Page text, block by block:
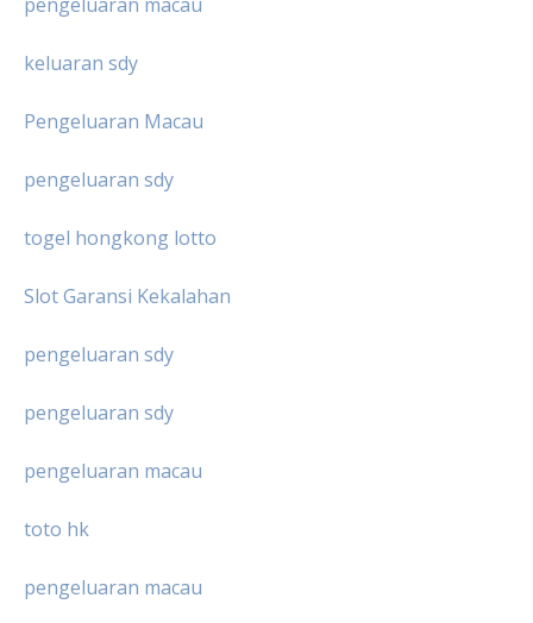
keluaran sdy
Pengeluaran Macau
pengeluaran sdy
togel hongkong lotto
Slot Garansi Kekalahan
pengeluaran sdy
pengeluaran sdy
pengeluaran macau
toto hk
pengeluaran macau